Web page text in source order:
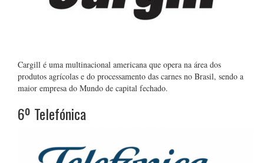
Cargill é uma multinacional americana que opera na área dos
produtos agrícolas e do processamento das carnes no Brasil, sendo a
maior empresa do Mundo de capital fechado.
6º Telefónica